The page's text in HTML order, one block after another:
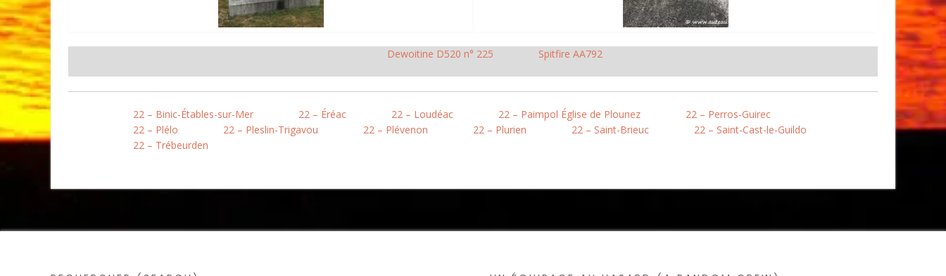
Dewoitine D520 n° 225 Spitfire AA792
22 – Binic-Étables-sur-Mer 22 – Éréac 22 – Loudéac 22 – Paimpol Église de Plounez
22 – Perros-Guirec
22 – Plélo
22 – Pleslin-Trigavou 22 – Plévenon 22 – Plurien 22 – Saint-Brieuc
22 – Saint-Cast-le-Guildo
22 – Trébeurden